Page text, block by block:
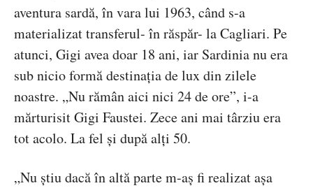
aventura sardă, în vara lui 1963, când s-a
materializat transferul- în răspăr- la Cagliari. Pe
atunci, Gigi avea doar 18 ani, iar Sardinia nu era
sub nicio formă destinația de lux din zilele
noastre. „Nu rămân aici nici 24 de ore”, i-a
mărturisit Gigi Faustei. Zece ani mai târziu era
tot acolo. La fel și după alți 50.
„Nu știu dacă în altă parte m-aș fi realizat așa